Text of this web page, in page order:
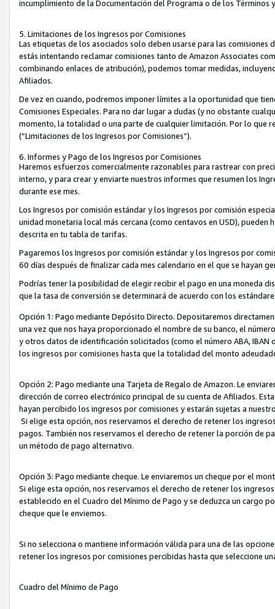
incumplimiento de la Documentación del Programa o de los Términos
5. Limitaciones de los Ingresos por Comisiones
Las etiquetas de los asociados solo deben usarse para las
estás intentando reclamar comisiones tanto de Amazon Associates
combinando enlaces de atribución), podemos tomar medidas,
Afiliados.
De vez en cuando, podremos imponer límites a la oportunidad que
Comisiones Especiales. Para no dar lugar a dudas (y no obstante
momento, la totalidad o una parte de cualquier limitación. Por lo que
(“Limitaciones de los Ingresos por Comisiones”).
6. Informes y Pago de los Ingresos por Comisiones
Haremos esfuerzos comercialmente razonables para rastrear con
interno, y para crear y enviarte nuestros informes que resumen los
durante ese mes.
Los Ingresos por comisión estándar y los Ingresos por comisión
unidad monetaria local más cercana (como centavos en USD),
descrita en tu tabla de tarifas.
Pagaremos los Ingresos por comisión estándar y los Ingresos por
60 días después de finalizar cada mes calendario en el que se hayan
Podrías tener la posibilidad de elegir recibir el pago en una moneda
que la tasa de conversión se determinará de acuerdo con los
Opción 1: Pago mediante Depósito Directo. Depositaremos
una vez que nos haya proporcionado el nombre de su banco, el
y otros datos de identificación solicitados (como el número ABA,
los ingresos por comisiones hasta que la totalidad del monto
Opción 2: Pago mediante una Tarjeta de Regalo de Amazon. Le
dirección de correo electrónico principal de su cuenta de Afiliados.
hayan percibido los ingresos por comisiones y estarán sujetas a
Si elige esta opción, nos reservamos el derecho de retener los
pagos. También nos reservamos el derecho de retener la porción de
un método de pago alternativo.
Opción 3: Pago mediante cheque. Le enviaremos un cheque por el
Si elige esta opción, nos reservamos el derecho de retener los
establecido en el Cuadro del Mínimo de Pago y se deduzca un cargo
cheque que le enviemos.
Si no selecciona o mantiene información válida para una de las
retener los ingresos por comisiones percibidas hasta que seleccione
Cuadro del Mínimo de Pago